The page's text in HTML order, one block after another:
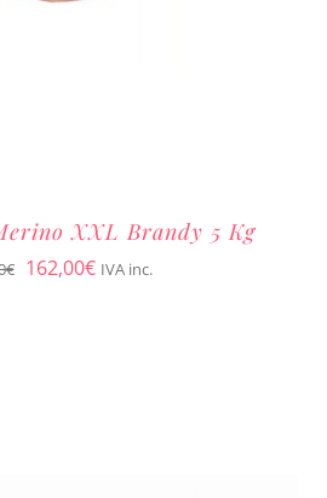
XXL Brandy 5 Kg
€ El
162,00€ElIVA inc.